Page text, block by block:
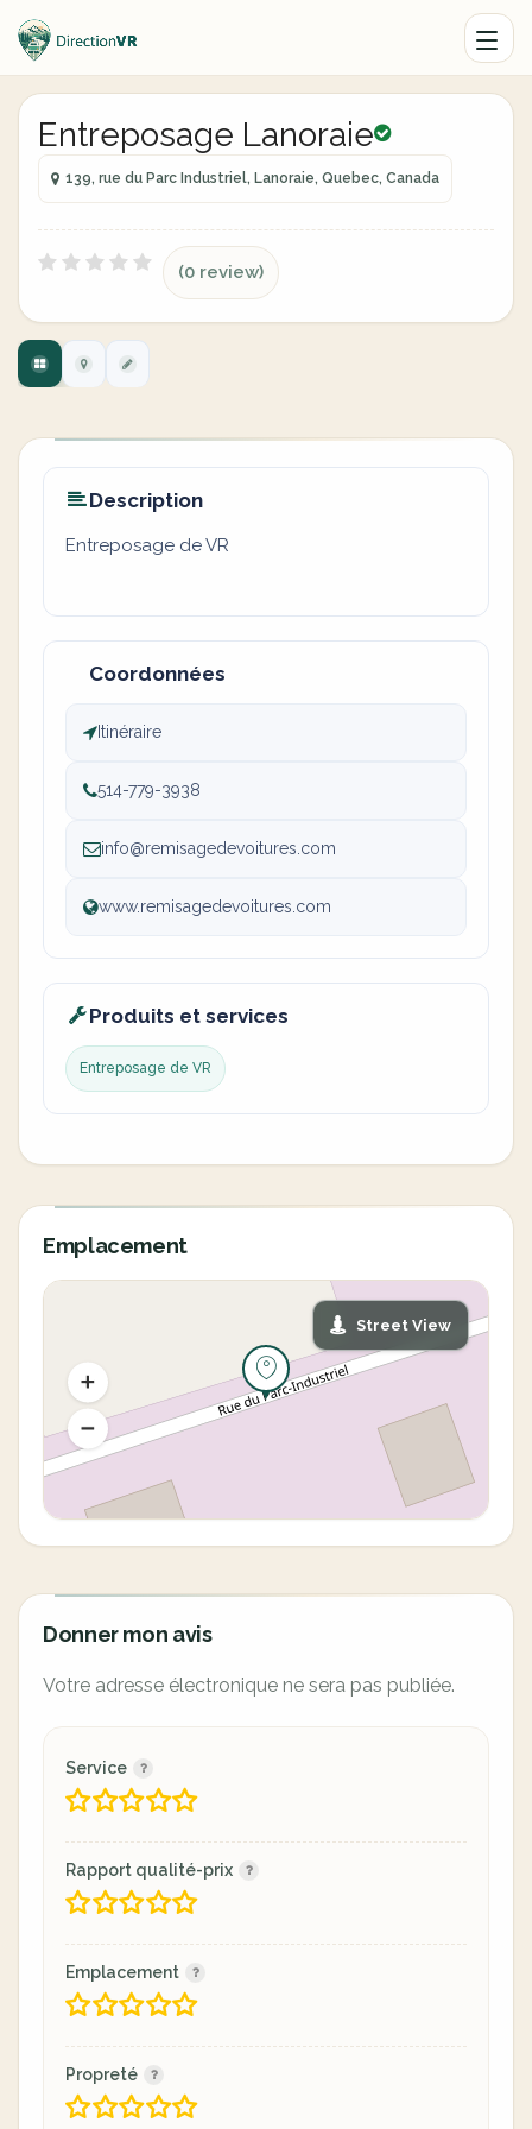
Entreposage Lanoraie
139, rue du Parc Industriel, Lanoraie, Quebec, Canada
(0 review)
Description
Entreposage de VR
Coordonnées
Itinéraire
514-779-3938
info@remisagedevoitures.com
www.remisagedevoitures.com
Produits et services
Entreposage de VR
Emplacement
Street View
Donner mon avis
Votre adresse électronique ne sera pas publiée.
Service
Rapport qualité-prix
Emplacement
Propreté